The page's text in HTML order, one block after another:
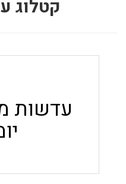
קטלוג
עדשות